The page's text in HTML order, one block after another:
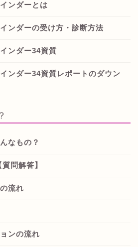
ンダーとは
ンダーの受け方・診断方法
ンダー34資質
ンダー34資質レポートのダウン
なもの？
問解答】
流れ
ンの流れ